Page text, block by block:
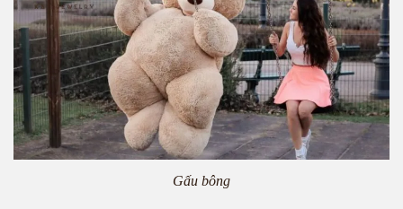
Gấu bông